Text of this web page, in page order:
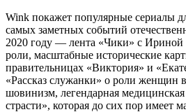
Wink покажет популярные сериалы
самых заметных событий
2020 году — лента «Чики» с Ириной
роли, масштабные исторические
правительницах «Виктория» и
«Рассказ служанки» о роли женщин
шовинизм, легендарная
страсти», которая до сих пор имеет